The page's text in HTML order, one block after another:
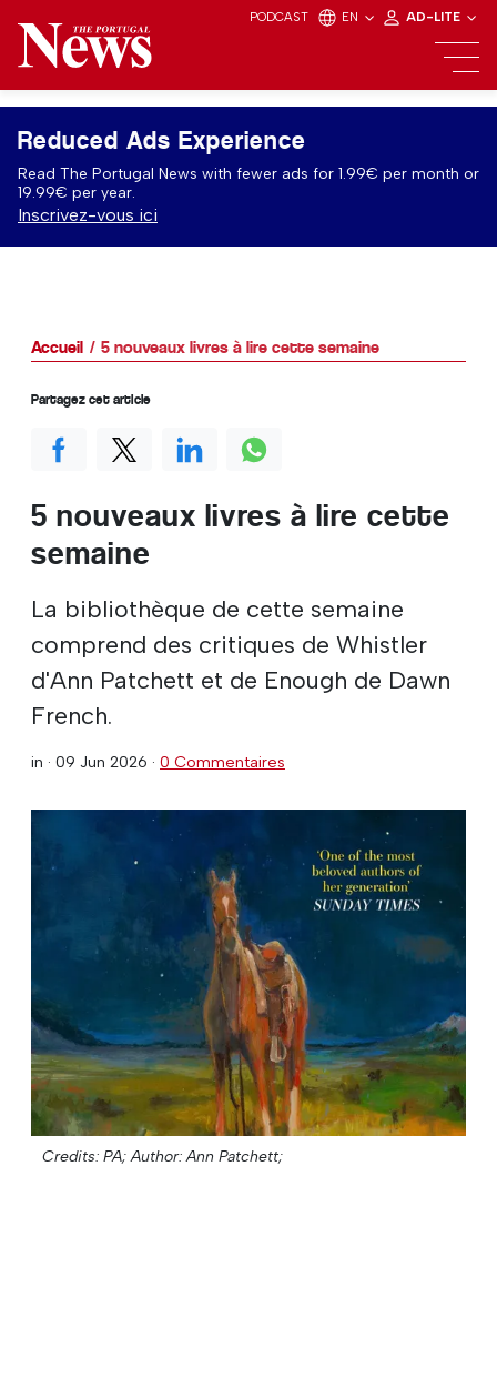
PODCAST EN AD-LITE
Reduced Ads Experience
Read The Portugal News with fewer ads for 1.99€ per month or
19.99€ per year.
Inscrivez-vous ici
Accueil 5 nouveaux livres à lire cette semaine
5 nouveaux livres à lire cette
semaine
La bibliothèque de cette semaine
comprend des critiques de Whistler
d'Ann Patchett et de Enough de Dawn
French.
in · 09 Jun 2026 · 0 Commentaires
Credits: PA; Author: Ann Patchett;
Partagez cet article